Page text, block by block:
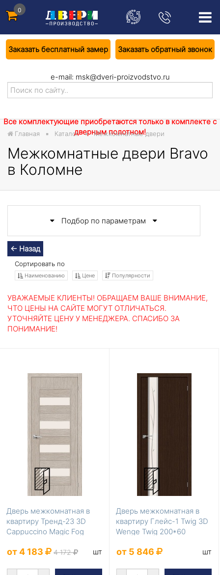
0
Заказать бесплатный замер Заказать обратный звонок
e-mail: msk@dveri-proizvodstvo.ru
Все комплектующие приобретаются только в комплекте с
дверным полотном!
Главная Каталог Межкомнатные двери
Межкомнатные двери Bravo
в Коломне
Подбор по параметрам
← Назад
Сортировать по
Наименованию Цене Популярности
УВАЖАЕМЫЕ КЛИЕНТЫ! ОБРАЩАЕМ ВАШЕ ВНИМАНИЕ,
ЧТО ЦЕНЫ НА САЙТЕ МОГУТ ОТЛИЧАТЬСЯ.
УТОЧНЯЙТЕ ЦЕНУ У МЕНЕДЖЕРА. СПАСИБО ЗА
ПОНИМАНИЕ!
Дверь межкомнатная в
квартиру Тренд-23 3D
Cappuccino Magic Fog
от 4 183 4 172 шт
Дверь межкомнатная в
квартиру Глейс-1 Twig 3D
Wenge Twig 200*60
от 5 846 шт